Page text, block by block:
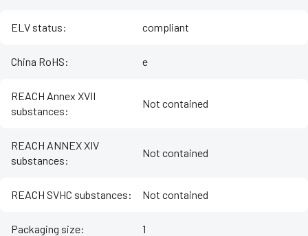
ELV status: compliant
China RoHS: e
REACH Annex XVII
substances:
Not contained
REACH ANNEX XIV
substances:
Not contained
REACH SVHC substances: Not contained
Packaging size: 1